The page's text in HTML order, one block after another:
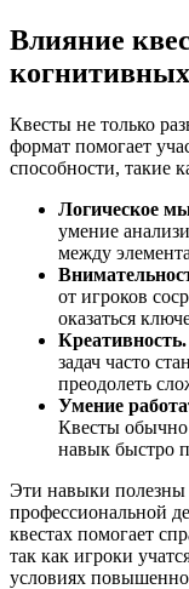
Влияние
Квесты не только
формат помогает
способности, такие
Логическое
умение
между
от игроков
оказаться
Креативность.
задач часто
преодолеть
Умение
Квесты
навык быстро
Эти навыки
профессиональной
квестах помогает
так как игроки
условиях